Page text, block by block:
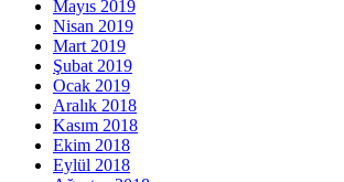
Mayıs 2019
Nisan 2019
Mart 2019
Şubat 2019
Ocak 2019
Aralık 2018
Kasım 2018
Ekim 2018
Eylül 2018